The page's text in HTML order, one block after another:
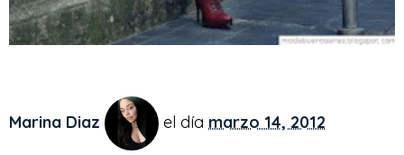
Marina Diaz el día marzo 14, 2012